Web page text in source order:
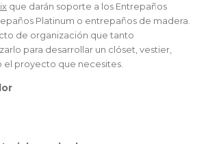
que darán soporte a los Entrepaños
Platinum o entrepaños de madera.
de organización que tanto
para desarrollar un clóset, vestier,
el proyecto que necesites.